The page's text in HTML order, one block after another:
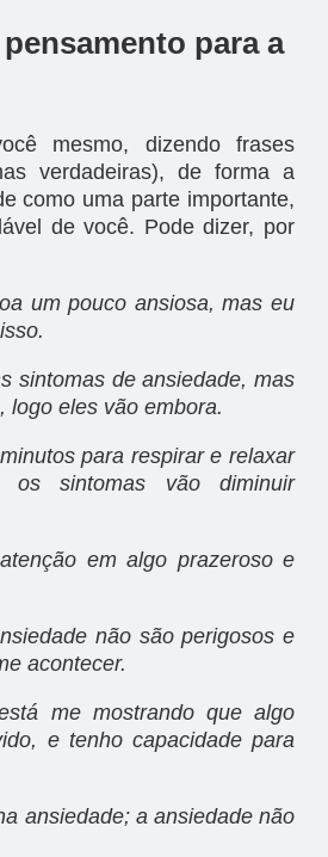
para a
mesmo, dizendo frases
verdadeiras), de forma a
como uma parte importante,
de você. Pode dizer, por
um pouco ansiosa, mas eu
sintomas de ansiedade, mas
logo eles vão embora.
para respirar e relaxar
sintomas vão diminuir
em algo prazeroso e
não são perigosos e
acontecer.
me mostrando que algo
e tenho capacidade para
ansiedade; a ansiedade não